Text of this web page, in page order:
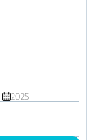
2025